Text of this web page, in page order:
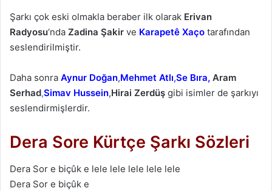
Şarkı çok eski olmakla beraber ilk olarak Erivan
Radyosu‘nda Zadina Şakir ve Karapetê Xaço tarafından
seslendirilmiştir.
Daha sonra Aynur Doğan,Mehmet Atlı,Se Bıra, Aram
Serhad,Simav Hussein,Hirai Zerdüş gibi isimler de şarkıyı
seslendirmişlerdir.
Dera Sore Kürtçe Şarkı Sözleri
Derа Sor e biçûk e lele lele lele lele lele
Derа Sor e biçûk e